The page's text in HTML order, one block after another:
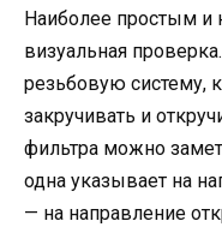
Наиболее простым и
визуальная
резьбовую систему,
закручивать и
фильтра можно
одна указывает на
— на направление